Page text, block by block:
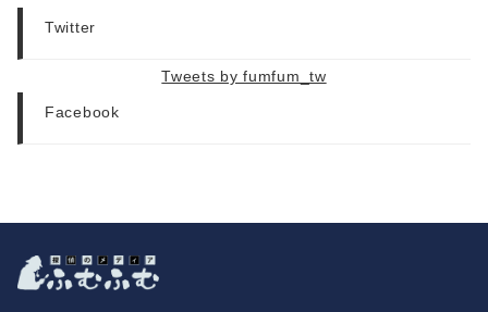
Twitter
Tweets by fumfum_tw
Facebook